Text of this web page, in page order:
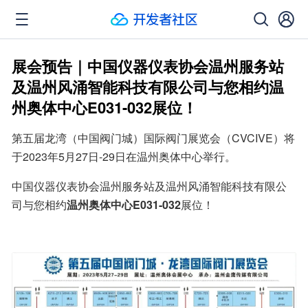
展会预告｜中国仪器仪表协会温州服务站
及温州风涌智能科技有限公司与您相约温
州奥体中心E031-032展位！
第五届龙湾（中国阀门城）国际阀门展览会（CVCIVE）将
于2023年5月27日-29日在温州奥体中心举行。
中国仪器仪表协会温州服务站及温州风涌智能科技有限公
司与您相约温州奥体中心E031-032展位！